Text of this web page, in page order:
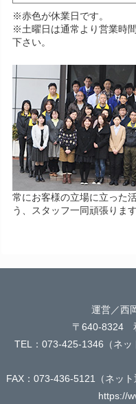
※赤色が休業日です。
※土曜日は通常より営業時
下さい。
常にお客様の立場に立った
う、スタッフ一同頑張ります
運営／西
〒640-8324
TEL：073-425-1346（ネ
FAX：073-436-5121（ネッ
https://